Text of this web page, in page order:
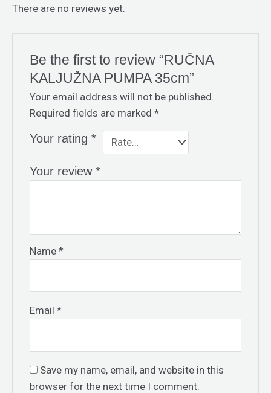
There are no reviews yet.
Be the first to review “RUČNA
KALJUŽNA PUMPA 35cm”
Your email address will not be published.
Required fields are marked*
Your rating*
Your review*
Name*
Email*
Save my name, email, and website in this
browser for the next time I comment.